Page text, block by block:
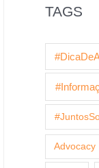
TAGS
Advocacy